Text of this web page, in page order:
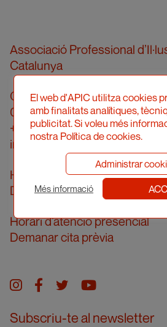
Associació Professional
Catalunya
Carrer Londres, 96, pral. 2a
08036 Barcelona
+34 934 161 474
info@apic.cat
Horari d’atenció telefònica
De dilluns a divendres de 10 a
Horari d’atenció presencial
Demanar cita prèvia
Instagram
facebook
twitteryoutube
Subscriu-te al newsletter
El web d'APIC utilitza cookies
amb finalitats analítiques,
publicitat. Si voleu més
nostra Política de cookies.
Administrar
Més informació